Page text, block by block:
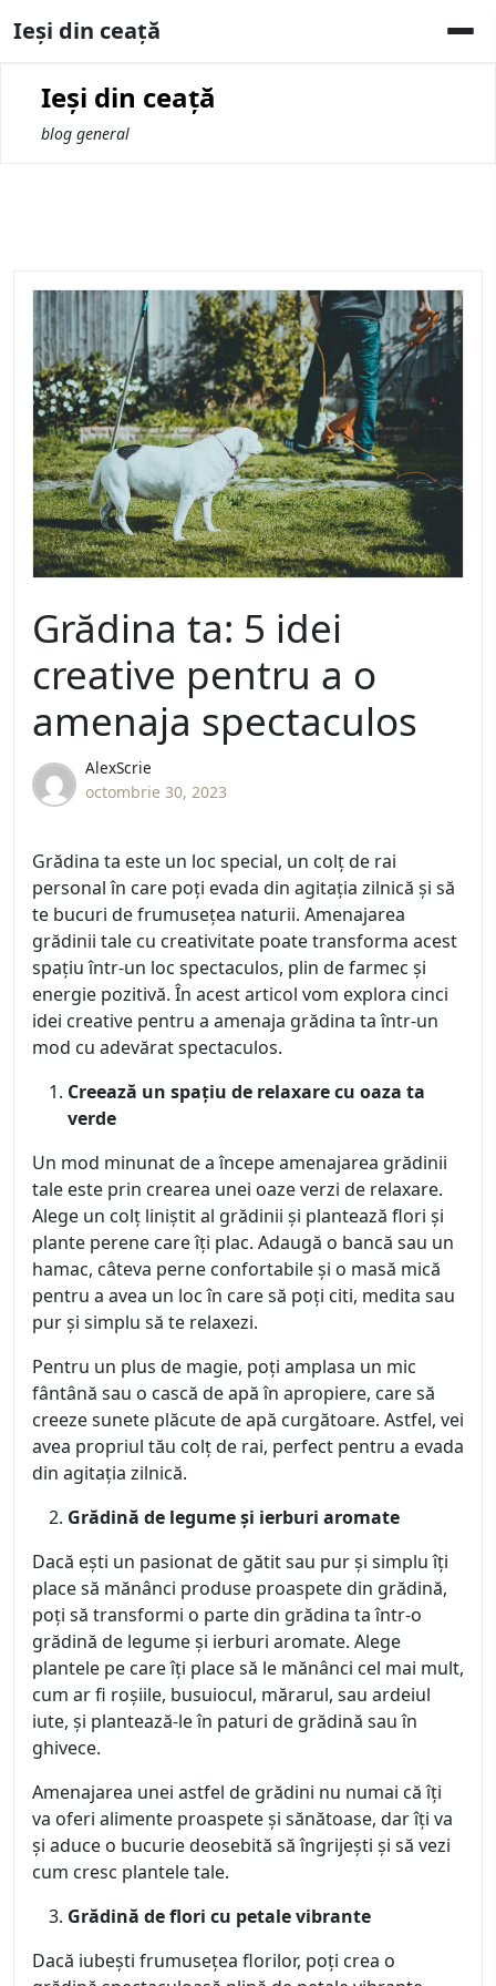
toIeși din ceață
Ieși din ceață
blog general
Grădina ta: 5 idei
creative pentru a o
amenaja spectaculos
AlexScrie
octombrie 30, 2023
Grădina ta este un loc special, un colț de rai
personal în care poți evada din agitația zilnică și să
te bucuri de frumusețea naturii. Amenajarea
grădinii tale cu creativitate poate transforma acest
spațiu într-un loc spectaculos, plin de farmec și
energie pozitivă. În acest articol vom explora cinci
idei creative pentru a amenaja grădina ta într-un
mod cu adevărat spectaculos.
Creează un spațiu de relaxare cu oaza ta
verde
Un mod minunat de a începe amenajarea grădinii
tale este prin crearea unei oaze verzi de relaxare.
Alege un colț liniștit al grădinii și plantează flori și
plante perene care îți plac. Adaugă o bancă sau un
hamac, câteva perne confortabile și o masă mică
pentru a avea un loc în care să poți citi, medita sau
pur și simplu să te relaxezi.
Pentru un plus de magie, poți amplasa un mic
fântână sau o cască de apă în apropiere, care să
creeze sunete plăcute de apă curgătoare. Astfel, vei
avea propriul tău colț de rai, perfect pentru a evada
din agitația zilnică.
Grădină de legume și ierburi aromate
Dacă ești un pasionat de gătit sau pur și simplu îți
place să mănânci produse proaspete din grădină,
poți să transformi o parte din grădina ta într-o
grădină de legume și ierburi aromate. Alege
plantele pe care îți place să le mănânci cel mai mult,
cum ar fi roșiile, busuiocul, mărarul, sau ardeiul
iute, și plantează-le în paturi de grădină sau în
ghivece.
Amenajarea unei astfel de grădini nu numai că îți
va oferi alimente proaspete și sănătoase, dar îți va
și aduce o bucurie deosebită să îngrijești și să vezi
cum cresc plantele tale.
Grădină de flori cu petale vibrante
Dacă iubești frumusețea florilor, poți crea o